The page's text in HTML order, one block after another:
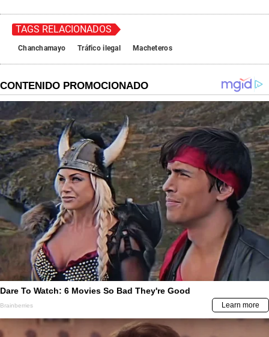
TAGS RELACIONADOS
Chanchamayo Tráfico ilegal Macheteros